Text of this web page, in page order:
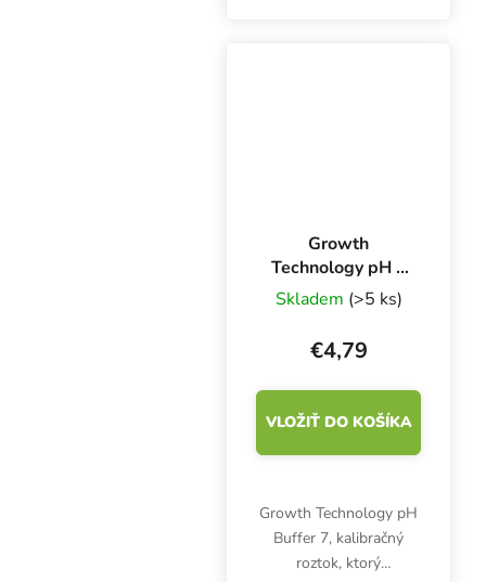
Growth
Technology pH 7
Pufr 300 ml,
kalibračný roztok
Skladem (>5 ks)
€4,79
VLOŽIŤ DO KOŠÍKA
Growth Technology pH
Buffer 7, kalibračný
roztok, ktorý